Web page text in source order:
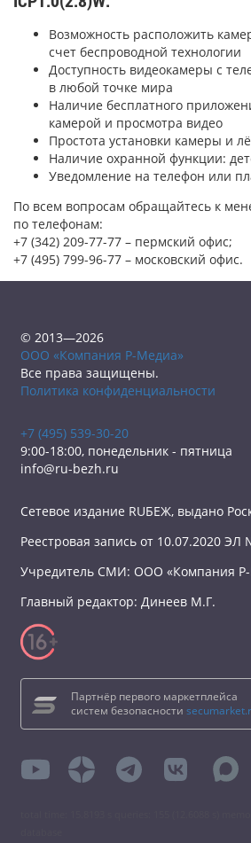
Возможность расположить
счет беспроводной технологии
Доступность видеокамеры с
в любой точке мира
Наличие бесплатного
камерой и просмотра видео
Простота установки камеры и
Наличие охранной функции:
Уведомление на телефон или
По всем вопросам обращайтесь к
по телефонам:
+7 (342) 209-77-77 – пермский офис;
+7 (495) 799-96-77 – московский офис.
© 2013—2026
ООО «Компания Р-Медиа»
Все права защищены.
Политика конфиденциальности
+7 (495) 539-30-20
9:00-18:00, понедельник - пятница
info@ru-bezh.ru
Сетевое издание RUБЕЖ, выдано
Реестровая запись от 10.07.2020
Учредитель СМИ: ООО «Компания
Главный редактор: Динеев М.Г.
Партнёр первого маркетплейса
систем безопасности